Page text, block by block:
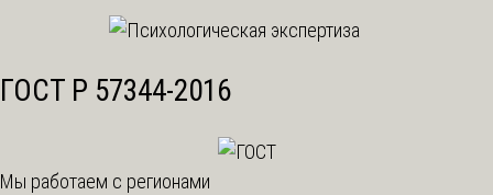
ГОСТ Р 57344-2016
Мы работаем с регионами